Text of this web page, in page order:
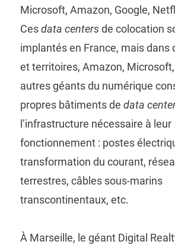
Microsoft, Amazon, Google,
Cesdata centersde colocation
implantés en France, mais dans
et territoires, Amazon,
autres géants du numérique
propres bâtiments de data
l’infrastructure nécessaire à leur
fonctionnement : postes
transformation du courant,
terrestres, câbles sous-marins
transcontinentaux, etc.
À Marseille, le géant Digital